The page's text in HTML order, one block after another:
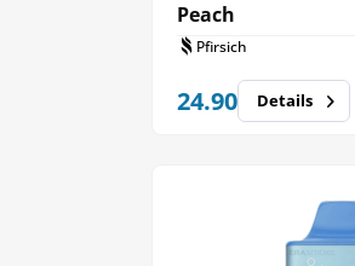
Peach
Pfirsich
24.90 Details